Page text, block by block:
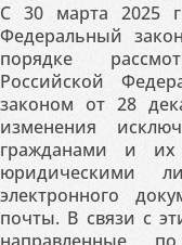
С 30 марта 2025
Федеральный
порядке
Российской
законом от 28
изменения
гражданами и
юридическими
электронного
почты. В связи с